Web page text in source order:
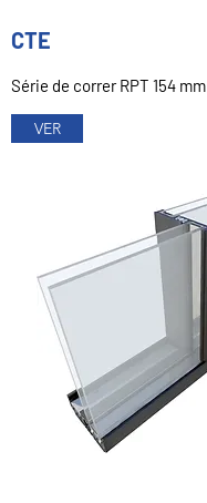
CTE
Série de correr RPT 154 mm
VER